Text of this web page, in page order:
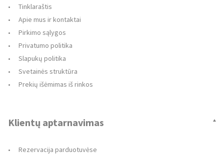
Tinklaraštis
Apie mus ir kontaktai
Pirkimo sąlygos
Privatumo politika
Slapukų politika
Svetainės struktūra
Prekių išėmimas iš rinkos
Klientų aptarnavimas
Rezervacija parduotuvėse